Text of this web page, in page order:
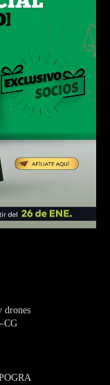
drones
CG